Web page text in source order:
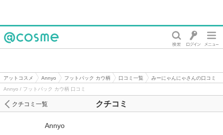
アットコスメ Annyo フットパック カウ柄 口コミ一覧
みーにゃんにゃさんの口コミ
Annyo / フットパック カウ柄 口コミ
クチコミ
クチコミ一覧
Annyo